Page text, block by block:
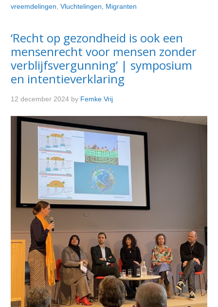
vreemdelingen ,Vluchtelingen, Migranten
‘Recht op gezondheid is ook een
mensenrecht voor mensen zonder
verblijfsvergunning’ | symposium
en intentieverklaring
12 december 2024 by Femke Vrij